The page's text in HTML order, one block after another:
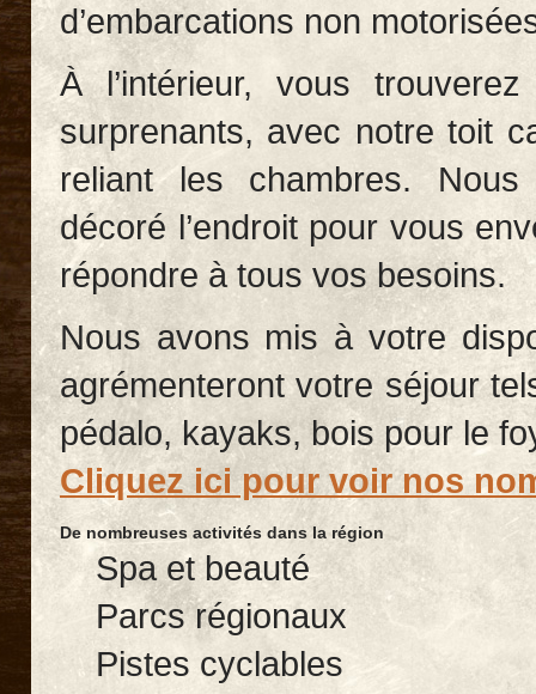
d’embarcations non
À l’intérieur, vous
surprenants, avec notre toit
reliant les chambres.
décoré l’endroit pour vous
répondre à tous vos besoins.
Nous avons mis à votre
agrémenteront votre séjour
pédalo, kayaks, bois pour le
Cliquez ici pour voir nos
De nombreuses activités dans la région
Spa et beauté
Parcs régionaux
Pistes cyclables